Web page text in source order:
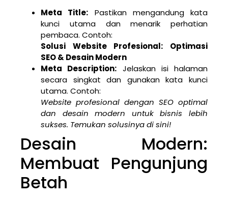
Meta Title: Pastikan mengandung kata
kunci utama dan menarik perhatian
pembaca. Contoh:
Solusi Website Profesional: Optimasi
SEO & Desain Modern
Meta Description: Jelaskan isi halaman
secara singkat dan gunakan kata kunci
utama. Contoh:
Website profesional dengan SEO optimal
dan desain modern untuk bisnis lebih
sukses. Temukan solusinya di sini!
Desain Modern:
Membuat Pengunjung
Betah